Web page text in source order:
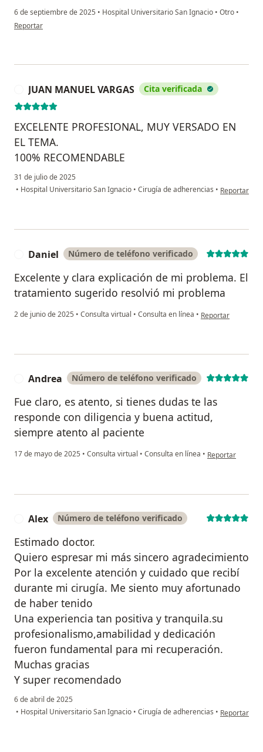
6 de septiembre de 2025 • Hospital Universitario San Ignacio • Otro •
en opinión del usuario SandraJA
Reportar
JUAN MANUEL VARGAS Cita verificada
EXCELENTE PROFESIONAL, MUY VERSADO EN
EL TEMA.
100% RECOMENDABLE
31 de julio de 2025
• Hospital Universitario San Ignacio • Cirugía de adherencias • en opinión
Reportar
Daniel Número de teléfono verificado
Excelente y clara explicación de mi problema. El
tratamiento sugerido resolvió mi problema
2 de junio de 2025 • Consulta virtual • Consulta en línea • en opinión del
Reportar
Andrea Número de teléfono verificado
Fue claro, es atento, si tienes dudas te las
responde con diligencia y buena actitud,
siempre atento al paciente
17 de mayo de 2025 • Consulta virtual • Consulta en línea • en opinión del
Reportar
Alex Número de teléfono verificado
Estimado doctor.
Quiero espresar mi más sincero agradecimiento
Por la excelente atención y cuidado que recibí
durante mi cirugía. Me siento muy afortunado
de haber tenido
Una experiencia tan positiva y tranquila.su
profesionalismo,amabilidad y dedicación
fueron fundamental para mi recuperación.
Muchas gracias
Y super recomendado
6 de abril de 2025
• Hospital Universitario San Ignacio • Cirugía de adherencias • en opinión
Reportar